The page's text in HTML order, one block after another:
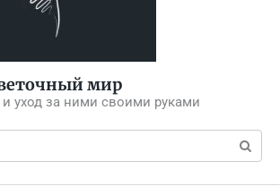
мир
уход за ними своими руками